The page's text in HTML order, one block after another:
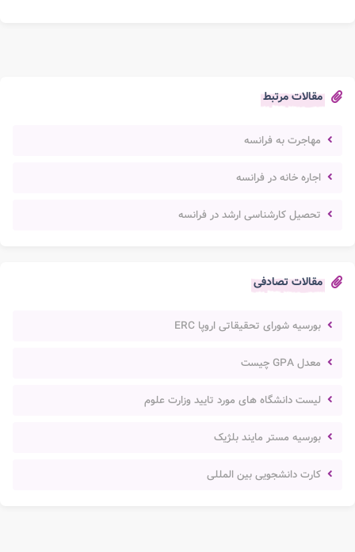
مقالات مرتبط
مهاجرت به فرانسه
اجاره خانه در فرانسه
تحصیل کارشناسی ارشد در فرانسه
مقالات تصادفی
بورسیه شورای تحقیقاتی اروپا ERC
معدل GPA چیست
لیست دانشگاه های مورد تایید وزارت علوم
بورسیه مستر مایند بلژیک
کارت دانشجویی بین المللی